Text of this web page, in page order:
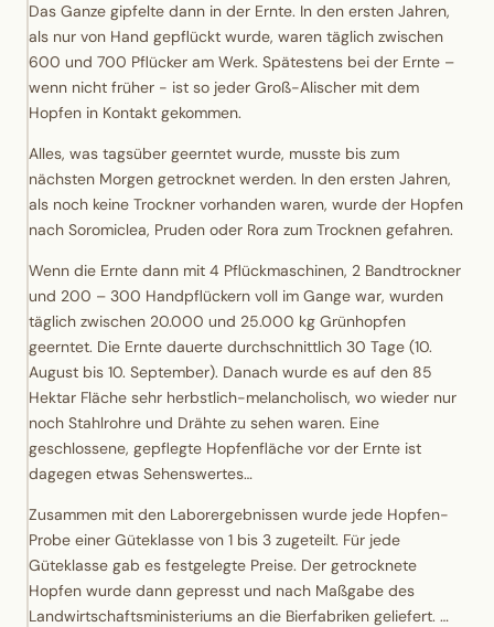
Das Ganze gipfelte dann in der Ernte. In den ersten Jahren,
als nur von Hand gepflückt wurde, waren täglich zwischen
600 und 700 Pflücker am Werk. Spätestens bei der Ernte –
wenn nicht früher - ist so jeder Groß-Alischer mit dem
Hopfen in Kontakt gekommen.
Alles, was tagsüber geerntet wurde, musste bis zum
nächsten Morgen getrocknet werden. In den ersten Jahren,
als noch keine Trockner vorhanden waren, wurde der Hopfen
nach Soromiclea, Pruden oder Rora zum Trocknen gefahren.
Wenn die Ernte dann mit 4 Pflückmaschinen, 2 Bandtrockner
und 200 – 300 Handpflückern voll im Gange war, wurden
täglich zwischen 20.000 und 25.000 kg Grünhopfen
geerntet. Die Ernte dauerte durchschnittlich 30 Tage (10.
August bis 10. September). Danach wurde es auf den 85
Hektar Fläche sehr herbstlich-melancholisch, wo wieder nur
noch Stahlrohre und Drähte zu sehen waren. Eine
geschlossene, gepflegte Hopfenfläche vor der Ernte ist
dagegen etwas Sehenswertes…
Zusammen mit den Laborergebnissen wurde jede Hopfen-
Probe einer Güteklasse von 1 bis 3 zugeteilt. Für jede
Güteklasse gab es festgelegte Preise. Der getrocknete
Hopfen wurde dann gepresst und nach Maßgabe des
Landwirtschaftsministeriums an die Bierfabriken geliefert. …